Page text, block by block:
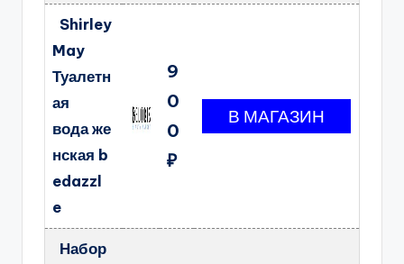
Shirley
May
Туалетн
ая
вода же
нская b
edazzl
e
9
0
0
₽
Набор